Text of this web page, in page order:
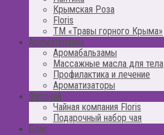
Крымская Роза
Floris
ТМ «Травы горного Крыма»
Ароматерапия
Аромабальзамы
Массажные масла для тела
Профилактика и лечение
Ароматизаторы
Фиточай
Чайная компания Floris
Подарочный набор чая
Блог